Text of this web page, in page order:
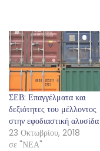
ΣΕΒ: Επαγγέλματα και
δεξιότητες του μέλλοντος
στην εφοδιαστική αλυσίδα
23 Οκτωβρίου, 2018
σε "ΝΕΑ"